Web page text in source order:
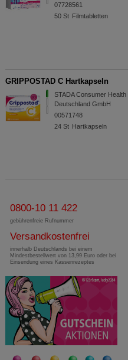
07728561
50 St Filmtabletten
GRIPPOSTAD C Hartkapseln
STADA Consumer Health
Deutschland GmbH
00571748
24 St Hartkapseln
0800-10 11 422
gebührenfreie Rufnummer
Versandkostenfrei
innerhalb Deutschlands bei einem
Mindestbestellwert von 13,99 Euro oder bei
Einsendung eines Kassenrezeptes